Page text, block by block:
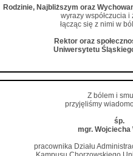
Rodzinie, Najbliższym oraz
wyrazy współczucia i
łącząc się z nimi w
Rektor oraz
Uniwersytetu
Z bólem i
przyjęliśmy
śp.
mgr. Wojciecha
pracownika Działu